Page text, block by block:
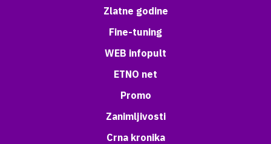
Zlatne godine
Fine-tuning
WEB infopult
ETNO net
Promo
Zanimljivosti
Crna kronika